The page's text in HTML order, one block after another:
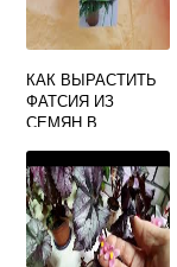
КАК ВЫРАСТИТЬ
ФАТСИЯ ИЗ
СЕМЯН В
УСЛОВИЯХ